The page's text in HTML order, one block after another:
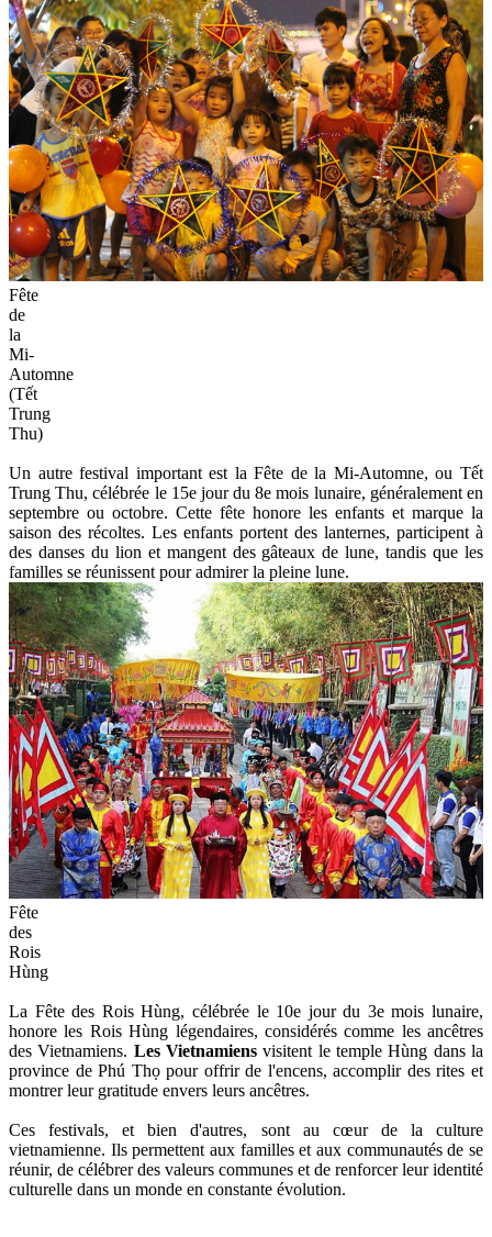
Fête
de
la
Mi-
Automne
(Tết
Trung
Thu)
Un autre festival important est la Fête de la Mi-Automne, ou Tết
Trung Thu, célébrée le 15e jour du 8e mois lunaire, généralement en
septembre ou octobre. Cette fête honore les enfants et marque la
saison des récoltes. Les enfants portent des lanternes, participent à
des danses du lion et mangent des gâteaux de lune, tandis que les
familles se réunissent pour admirer la pleine lune.
Fête
des
Rois
Hùng
La Fête des Rois Hùng, célébrée le 10e jour du 3e mois lunaire,
honore les Rois Hùng légendaires, considérés comme les ancêtres
des Vietnamiens. Les Vietnamiens visitent le temple Hùng dans la
province de Phú Thọ pour offrir de l'encens, accomplir des rites et
montrer leur gratitude envers leurs ancêtres.
Ces festivals, et bien d'autres, sont au cœur de la culture
vietnamienne. Ils permettent aux familles et aux communautés de se
réunir, de célébrer des valeurs communes et de renforcer leur identité
culturelle dans un monde en constante évolution.